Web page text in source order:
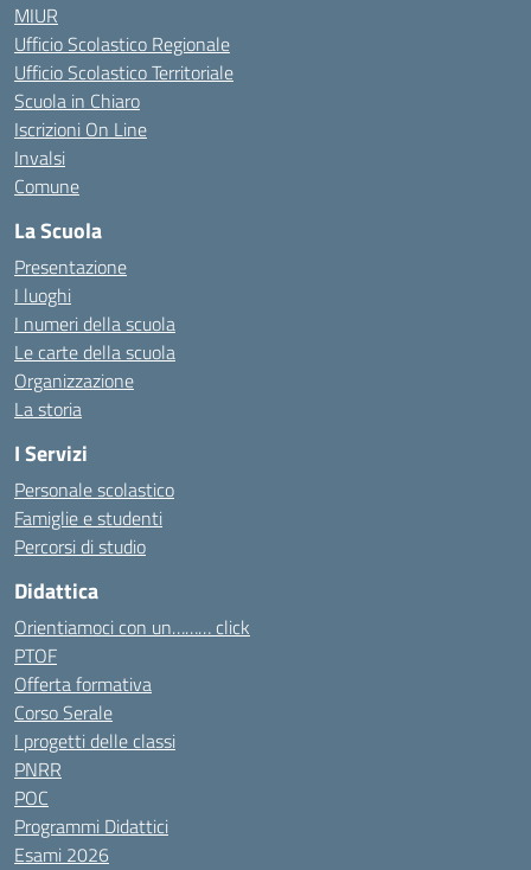
MIUR
Ufficio Scolastico Regionale
Ufficio Scolastico Territoriale
Scuola in Chiaro
Iscrizioni On Line
Invalsi
Comune
La Scuola
Presentazione
I luoghi
I numeri della scuola
Le carte della scuola
Organizzazione
La storia
I Servizi
Personale scolastico
Famiglie e studenti
Percorsi di studio
Didattica
Orientiamoci con un……… click
PTOF
Offerta formativa
Corso Serale
I progetti delle classi
PNRR
POC
Programmi Didattici
Esami 2026